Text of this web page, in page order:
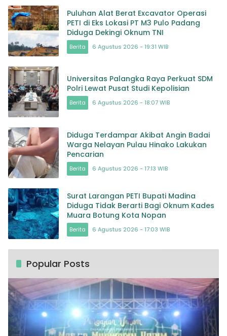
Puluhan Alat Berat Excavator Operasi
PETI di Eks Lokasi PT M3 Pulo Padang
Diduga Dekingi Oknum TNI
Berita 6 Agustus 2026 - 19:31 WIB
Universitas Palangka Raya Perkuat SDM
Polri Lewat Pusat Studi Kepolisian
Berita 6 Agustus 2026 - 18:07 WIB
Diduga Terdampar Akibat Angin Badai
Warga Nelayan Pulau Hinako Lakukan
Pencarian
Berita 6 Agustus 2026 - 17:13 WIB
Surat Larangan PETI Bupati Madina
Diduga Tidak Berarti Bagi Oknum Kades
Muara Botung Kota Nopan
Berita 6 Agustus 2026 - 17:03 WIB
Popular Posts